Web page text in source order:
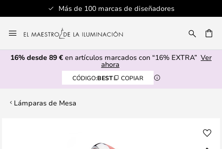
Más de 100 marcas de diseñadores
al
contenido
16% desde 89 € en artículos marcados con “16% EXTRA” Ver
ahora
CÓDIGO:BEST COPIAR
Lámparas de Mesa